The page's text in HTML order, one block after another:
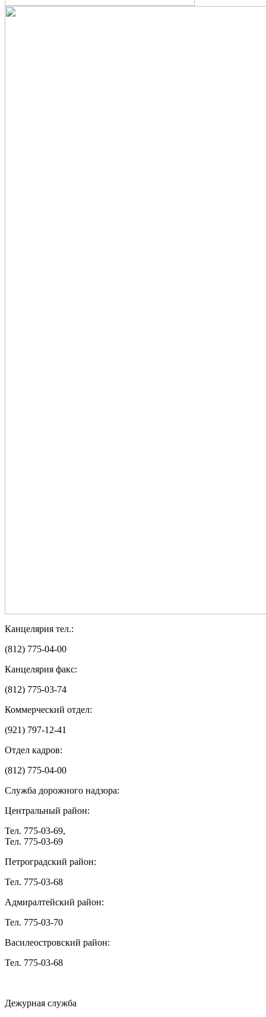
Канцелярия тел.:
(812) 775-04-00
Канцелярия факс:
(812) 775-03-74
Коммерческий отдел:
(921) 797-12-41
Отдел кадров:
(812) 775-04-00
Служба дорожного надзора:
Центральный район:
Тел. 775-03-69,
Тел. 775-03-69
Петроградский район:
Тел. 775-03-68
Адмиралтейский район:
Тел. 775-03-70
Василеостровский район:
Тел. 775-03-68
Дежурная служба